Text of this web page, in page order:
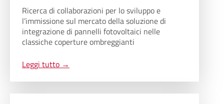
Ricerca di collaborazioni per lo sviluppo e
l’immissione sul mercato della soluzione di
integrazione di pannelli fotovoltaici nelle
classiche coperture ombreggianti
Leggi tutto →